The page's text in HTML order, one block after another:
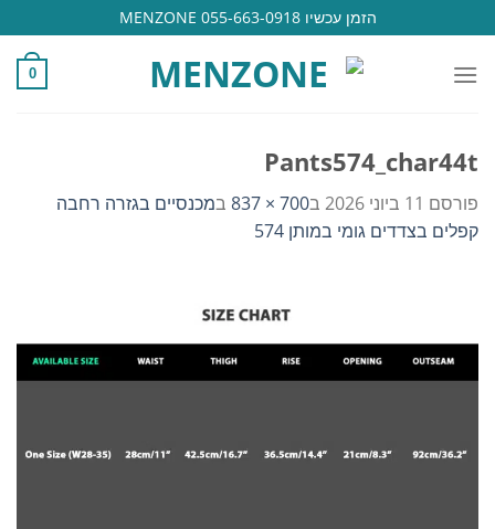
to
content
הזמן עכשיו 055-663-0918 MENZONE
0
Pants574_char44t
פורסם 11 ביוני 2026 ב700 × 837 במכנסיים בגזרה רחבה
קפלים בצדדים גומי במותן 574